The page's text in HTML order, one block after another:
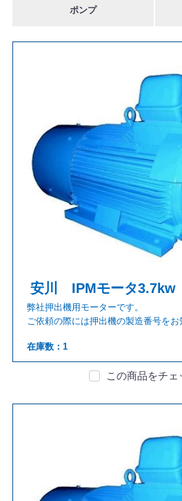
ポンプ
安川 IPMモータ3.7kw
弊社押出機用モーターです。
ご依頼の際には押出機の製造番号をお
在庫数：1
この商品をチェ